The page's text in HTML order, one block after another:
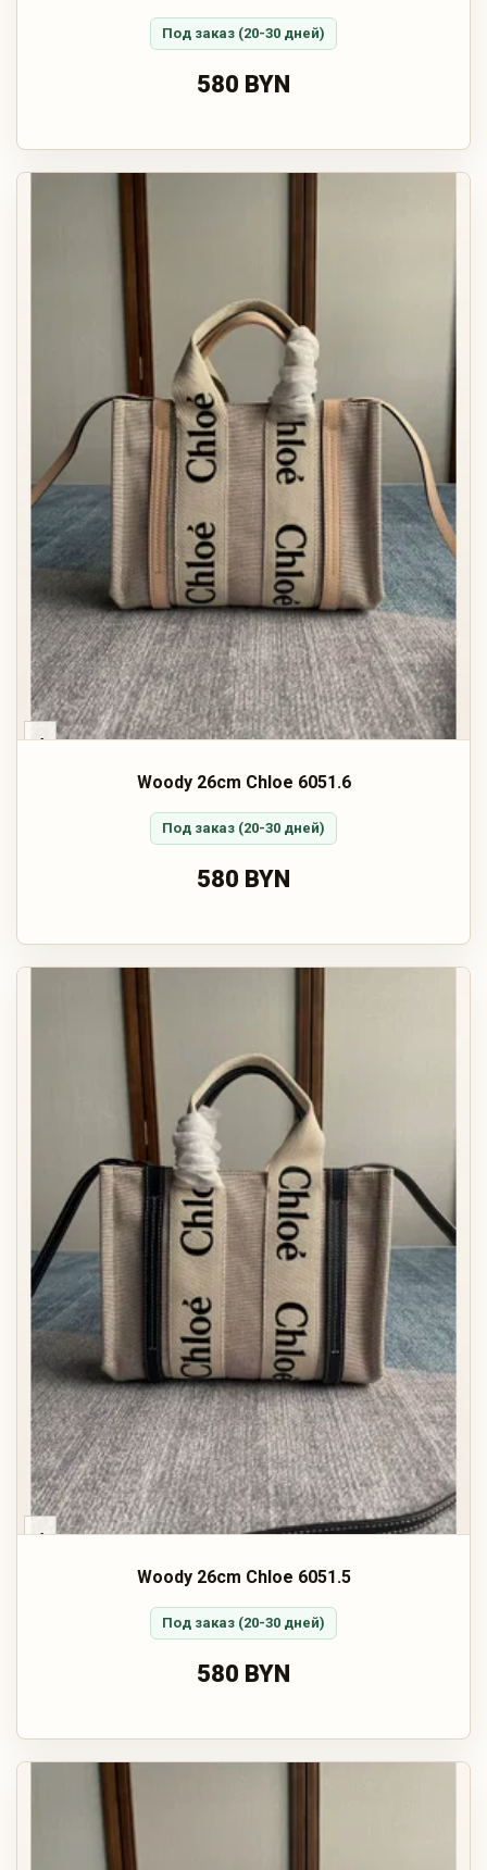
Под заказ (20-30 дней)
580 BYN
‹
Woody 26cm Chloe 6051.6
Под заказ (20-30 дней)
580 BYN
‹
Woody 26cm Chloe 6051.5
Под заказ (20-30 дней)
580 BYN